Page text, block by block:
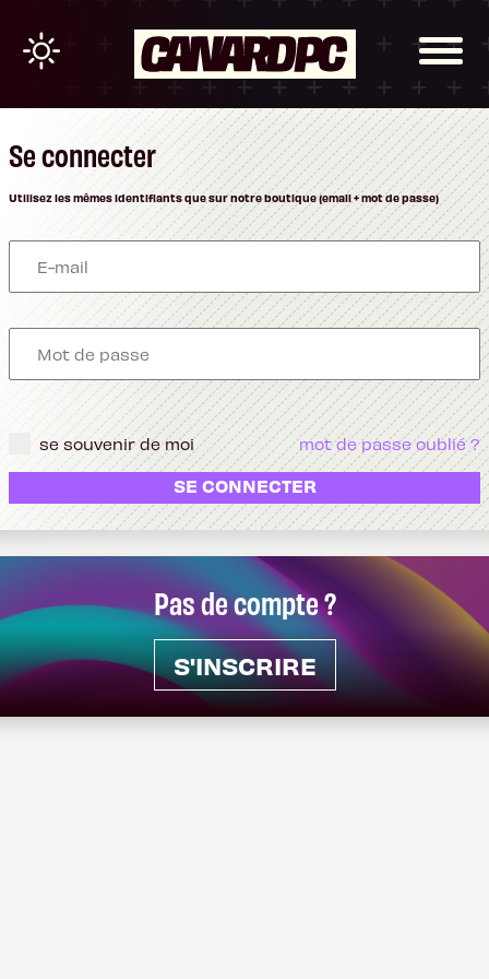
Pas de compte ?
S'INSCRIRE
Se connecter
Utilisez les mêmes identifiants que sur notre boutique (email + mot de passe)
se souvenir de moi mot de passe oublié ?
SE CONNECTER